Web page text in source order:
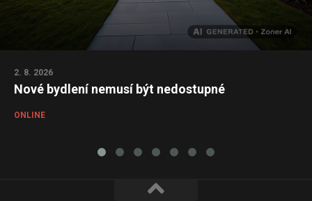
2. 8. 2026
Nové bydlení nemusí být nedostupné
ONLINE